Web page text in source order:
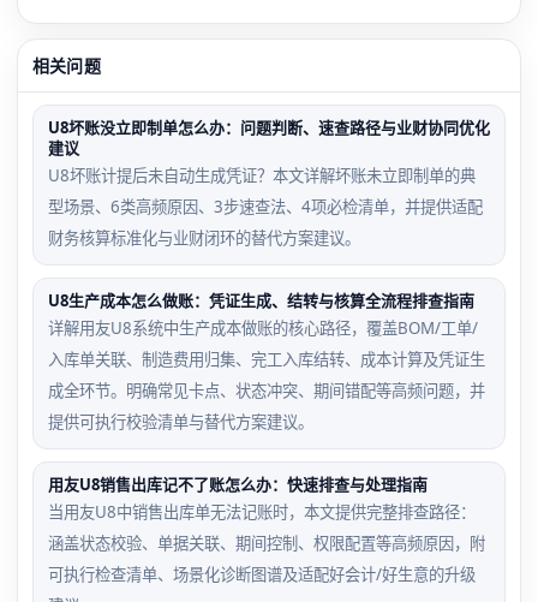
相关问题
U8坏账没立即制单怎么办：问题判断、速查路径与业财协同优化
建议
U8坏账计提后未自动生成凭证？本文详解坏账未立即制单的典
型场景、6类高频原因、3步速查法、4项必检清单，并提供适配
财务核算标准化与业财闭环的替代方案建议。
U8生产成本怎么做账：凭证生成、结转与核算全流程排查指南
详解用友U8系统中生产成本做账的核心路径，覆盖BOM/工单/
入库单关联、制造费用归集、完工入库结转、成本计算及凭证生
成全环节。明确常见卡点、状态冲突、期间错配等高频问题，并
提供可执行校验清单与替代方案建议。
用友U8销售出库记不了账怎么办：快速排查与处理指南
当用友U8中销售出库单无法记账时，本文提供完整排查路径：
涵盖状态校验、单据关联、期间控制、权限配置等高频原因，附
可执行检查清单、场景化诊断图谱及适配好会计/好生意的升级